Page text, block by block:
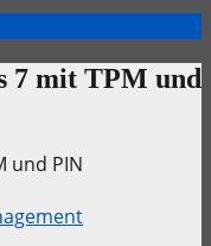
7 mit TPM und
und PIN